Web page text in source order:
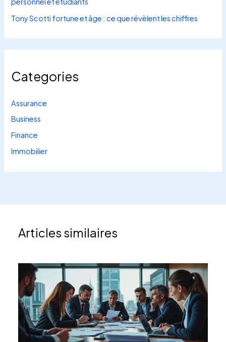
Tony Scotti fortune et âge : ce que révèlent les chiffres
Categories
Assurance
Business
Finance
Immobilier
Articles similaires